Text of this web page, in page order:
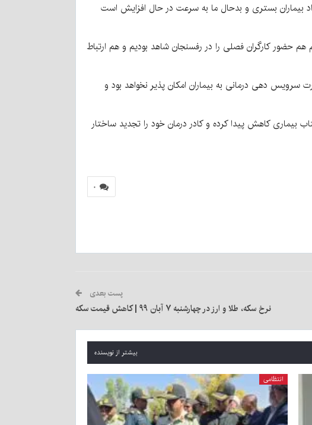
بیماران بستری و بدحال ما به سرعت در حال افزایش است
حضور کارگران فصلی را در رفسنجان شاهد بودیم و هم ارتباط
کنیم گفت: در غیر این صورت سرویس دهی درمانی به بیماران امکان پذیر نخواهد بود و
بیماری کاهش پیدا کرده و کادر درمان خود را تجدید ساختار
۰
پست بعدی
نرخ سکه، طلا و ارز در چهار‌شنبه ۷ آبان ۹۹ | کاهش قیمت سکه
بیشتر از نویسنده
انتظامی